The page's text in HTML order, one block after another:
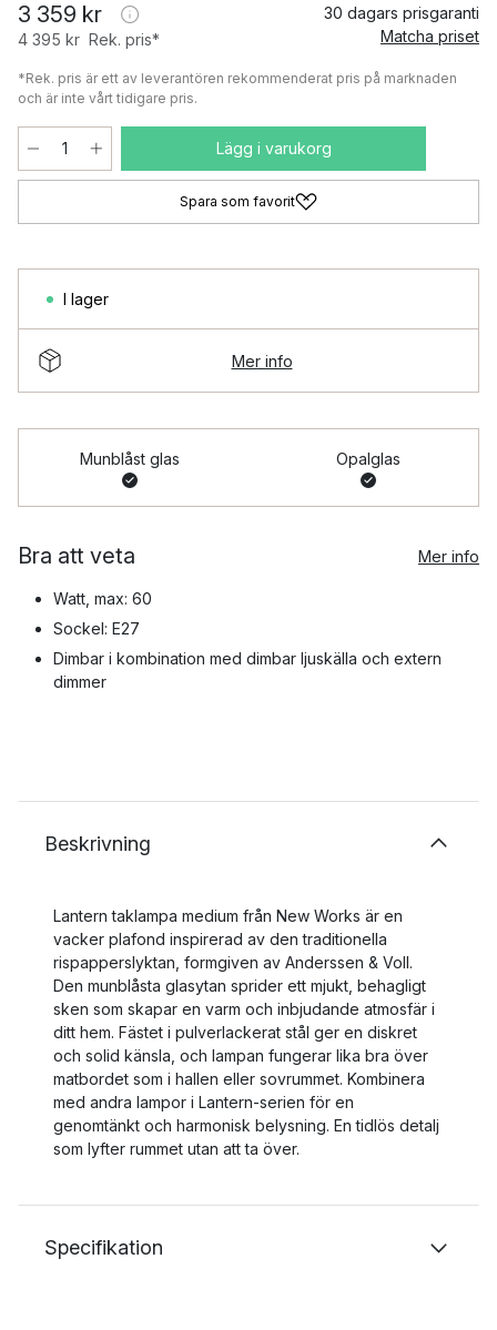
3 359 kr
4 395 kr Rek. pris*
30 dagars prisgaranti
Matcha priset
*Rek. pris är ett av leverantören rekommenderat pris på marknaden
och är inte vårt tidigare pris.
Lägg i varukorg
Spara som favorit
I lager
Mer info
Munblåst glas Opalglas
Bra att veta Mer info
Watt, max: 60
Sockel: E27
Dimbar i kombination med dimbar ljuskälla och extern
dimmer
Beskrivning
Lantern taklampa medium från New Works är en
vacker plafond inspirerad av den traditionella
rispapperslyktan, formgiven av Anderssen & Voll.
Den munblåsta glasytan sprider ett mjukt, behagligt
sken som skapar en varm och inbjudande atmosfär i
ditt hem. Fästet i pulverlackerat stål ger en diskret
och solid känsla, och lampan fungerar lika bra över
matbordet som i hallen eller sovrummet. Kombinera
med andra lampor i Lantern‑serien för en
genomtänkt och harmonisk belysning. En tidlös detalj
som lyfter rummet utan att ta över.
Specifikation